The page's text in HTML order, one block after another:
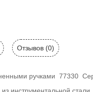
Отзывов (0)
ручками 77330
инструментальной стали,